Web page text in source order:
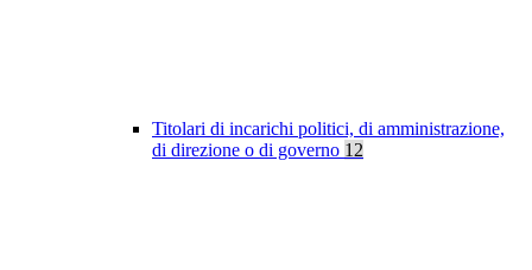
Titolari di incarichi politici, di amministrazione,
di direzione o di governo 12